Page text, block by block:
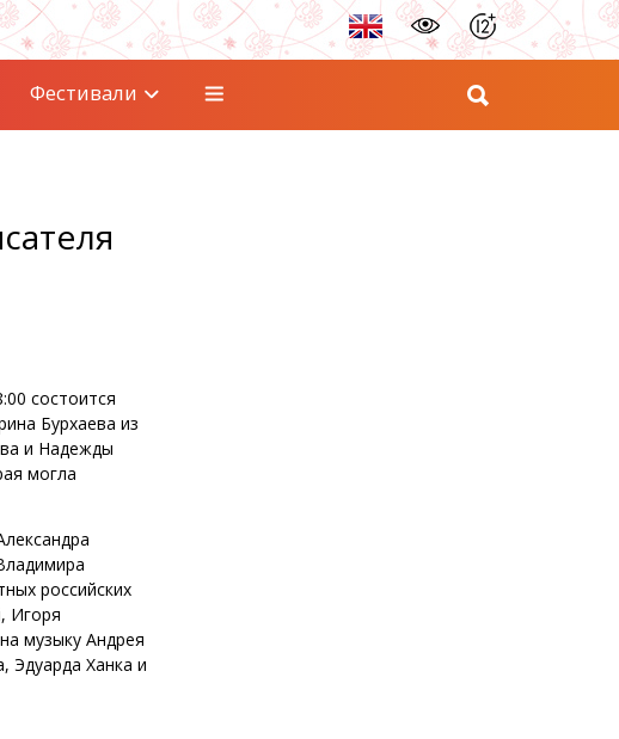
Фестивали
состоится
Бурхаева из
и Надежды
могла
российских
Игоря
музыку Андрея
Эдуарда Ханка и